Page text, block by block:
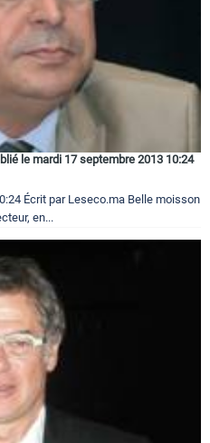
le mardi 17 septembre 2013 10:24
Écrit par Leseco.ma Belle moisson
en...